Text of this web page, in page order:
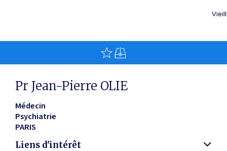
Pr Jean-Pierre OLIE
Médecin
Psychiatrie
PARIS
Liens d'intérêt